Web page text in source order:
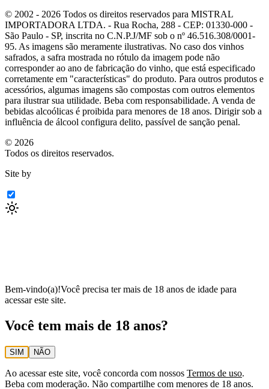
© 2002 - 2026 Todos os direitos reservados para MISTRAL
IMPORTADORA LTDA. - Rua Rocha, 288 - CEP: 01330-000 -
São Paulo - SP, inscrita no C.N.P.J/MF sob o nº 46.516.308/0001-
95. As imagens são meramente ilustrativas. No caso dos vinhos
safrados, a safra mostrada no rótulo da imagem pode não
corresponder ao ano de fabricação do vinho, que está especificado
corretamente em "características" do produto. Para outros produtos e
acessórios, algumas imagens são compostas com outros elementos
para ilustrar sua utilidade. Beba com responsabilidade. A venda de
bebidas alcoólicas é proibida para menores de 18 anos. Dirigir sob a
influência de álcool configura delito, passível de sanção penal.
© 2026
Todos os direitos reservados.
Site by
Bem-vindo(a)!Você precisa ter mais de 18 anos de idade para
acessar este site.
Você tem mais de 18 anos?
SIM NÃO
Ao acessar este site, você concorda com nossos Termos de uso.
Beba com moderação. Não compartilhe com menores de 18 anos.